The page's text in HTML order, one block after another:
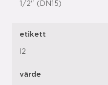
1/2" (DN15)
etikett
l2
värde